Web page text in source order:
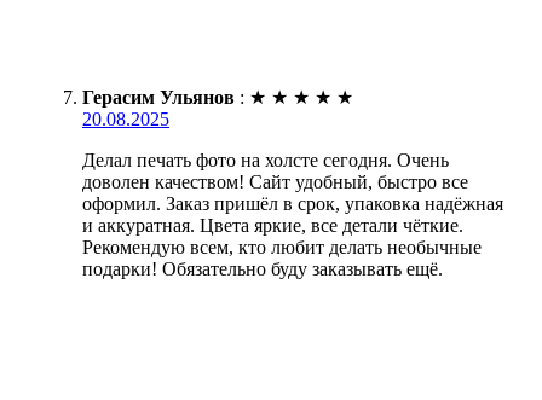
Герасим Ульянов : ★ ★ ★ ★ ★
20.08.2025
Делал печать фото на холсте сегодня. Очень
доволен качеством! Сайт удобный, быстро все
оформил. Заказ пришёл в срок, упаковка надёжная
и аккуратная. Цвета яркие, все детали чёткие.
Рекомендую всем, кто любит делать необычные
подарки! Обязательно буду заказывать ещё.